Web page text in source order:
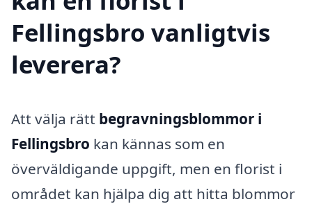
Fellingsbro vanligtvis
leverera?
Att välja rätt begravningsblommor i
Fellingsbro kan kännas som en
överväldigande uppgift, men en florist i
området kan hjälpa dig att hitta blommor